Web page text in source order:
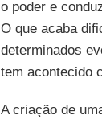
o poder e
O que acaba
determinados
tem acontecido
A criação de